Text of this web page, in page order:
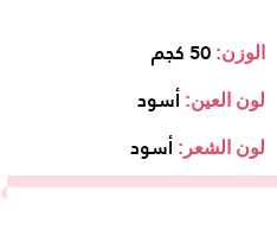
الوزن: 50 كجم
لون العين: أسود
لون الشعر: أسود